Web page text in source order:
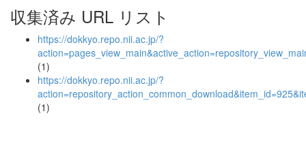
収集済み URL リスト
https://dokkyo.repo.nii.ac.jp/?
(1)
https://dokkyo.repo.nii.ac.jp/?
(1)